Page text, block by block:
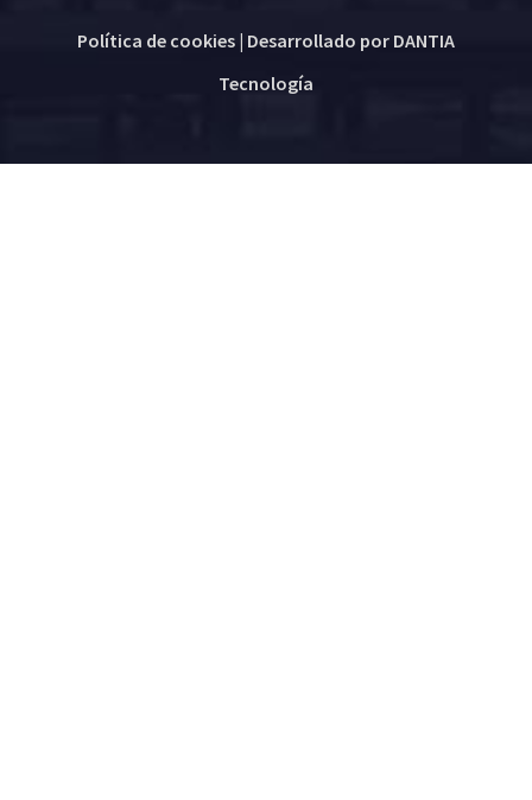
Política de cookies| Desarrollado por DANTIA
Tecnología